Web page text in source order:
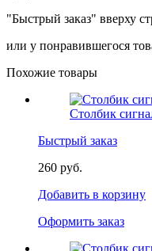
"Быстрый заказ" вверху
или у понравившегося
Похожие товары
Столбик
Быстрый заказ
260 руб.
Добавить в корзину
Оформить заказ